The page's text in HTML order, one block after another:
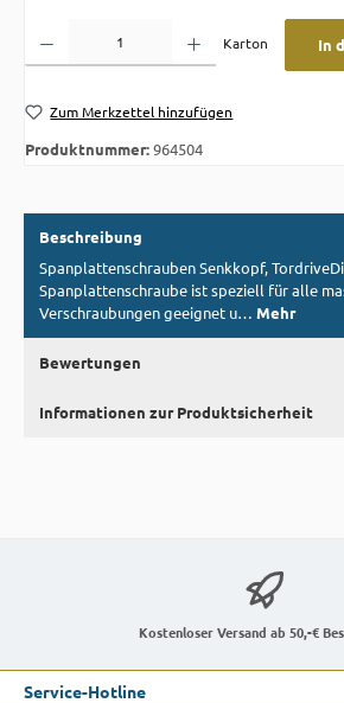
Karton
In
Zum Merkzettel hinzufügen
Produktnummer:964504
Beschreibung
Spanplattenschrauben Senkkopf,
Spanplattenschraube ist speziell für alle
Verschraubungen geeignet u… Mehr
Bewertungen
Informationen zur Produktsicherheit
Kostenloser Versand ab 50,-€
Service-Hotline